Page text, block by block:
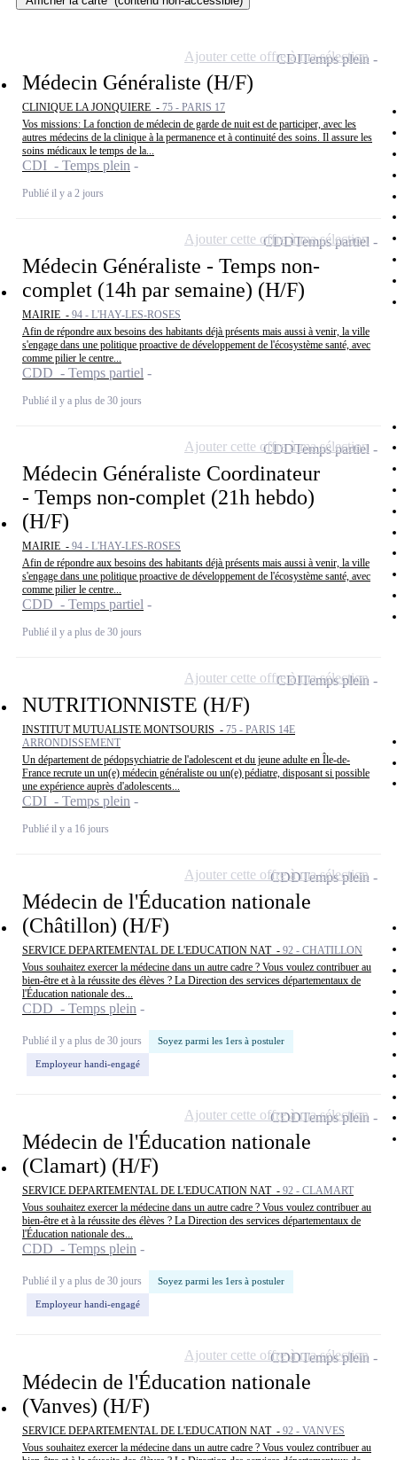
Médecin Généraliste (H/F)
CLINIQUE LA JONQUIERE - 75 - PARIS 17
Vos missions: La fonction de médecin de garde de nuit est de participer, avec les
autres médecins de la clinique à la permanence et à continuité des soins. Il assure les
soins médicaux le temps de la...
CDI - Temps plein
Publié il y a 2 jours
CDITemps plein
Ajouter cette offre à ma sélection
Médecin Généraliste - Temps non-
complet (14h par semaine) (H/F)
MAIRIE - 94 - L'HAY-LES-ROSES
Afin de répondre aux besoins des habitants déjà présents mais aussi à venir, la ville
s'engage dans une politique proactive de développement de l'écosystème santé, avec
comme pilier le centre...
CDD - Temps partiel
Publié il y a plus de 30 jours
CDDTemps partiel
Ajouter cette offre à ma sélection
Médecin Généraliste Coordinateur
- Temps non-complet (21h hebdo)
(H/F)
MAIRIE - 94 - L'HAY-LES-ROSES
Afin de répondre aux besoins des habitants déjà présents mais aussi à venir, la ville
s'engage dans une politique proactive de développement de l'écosystème santé, avec
comme pilier le centre...
CDD - Temps partiel
Publié il y a plus de 30 jours
CDDTemps partiel
Ajouter cette offre à ma sélection
NUTRITIONNISTE (H/F)
INSTITUT MUTUALISTE MONTSOURIS - 75 - PARIS 14E
ARRONDISSEMENT
Un département de pédopsychiatrie de l'adolescent et du jeune adulte en Île-de-
France recrute un un(e) médecin généraliste ou un(e) pédiatre, disposant si possible
une expérience auprès d'adolescents...
CDI - Temps plein
Publié il y a 16 jours
CDITemps plein
Ajouter cette offre à ma sélection
Médecin de l'Éducation nationale
(Châtillon) (H/F)
SERVICE DEPARTEMENTAL DE L'EDUCATION NAT - 92 - CHATILLON
Vous souhaitez exercer la médecine dans un autre cadre ? Vous voulez contribuer au
bien-être et à la réussite des élèves ? La Direction des services départementaux de
l'Éducation nationale des...
CDD - Temps plein
Publié il y a plus de 30 jours Soyez parmi les 1ers à postuler
Employeur handi-engagé
CDDTemps plein
Ajouter cette offre à ma sélection
Médecin de l'Éducation nationale
(Clamart) (H/F)
SERVICE DEPARTEMENTAL DE L'EDUCATION NAT - 92 - CLAMART
Vous souhaitez exercer la médecine dans un autre cadre ? Vous voulez contribuer au
bien-être et à la réussite des élèves ? La Direction des services départementaux de
l'Éducation nationale des...
CDD - Temps plein
Publié il y a plus de 30 jours Soyez parmi les 1ers à postuler
Employeur handi-engagé
CDDTemps plein
Ajouter cette offre à ma sélection
Médecin de l'Éducation nationale
(Vanves) (H/F)
SERVICE DEPARTEMENTAL DE L'EDUCATION NAT - 92 - VANVES
Vous souhaitez exercer la médecine dans un autre cadre ? Vous voulez contribuer au
CDDTemps plein
Ajouter cette offre à ma sélection